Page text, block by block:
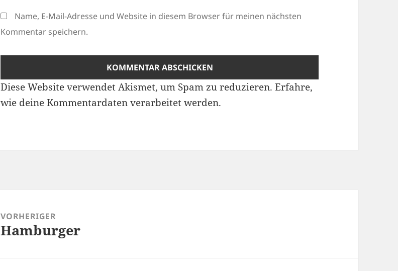
Name, E-Mail-Adresse und Website in diesem Browser für meinen nächsten
Kommentar speichern.
Diese Website verwendet Akismet, um Spam zu reduzieren.Erfahre,
wie deine Kommentardaten verarbeitet werden.
VORHERIGER
Vorheriger
Hamburger